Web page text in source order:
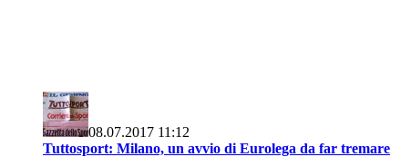
08.07.2017 11:12
Tuttosport: Milano, un avvio di Eurolega da far tremare